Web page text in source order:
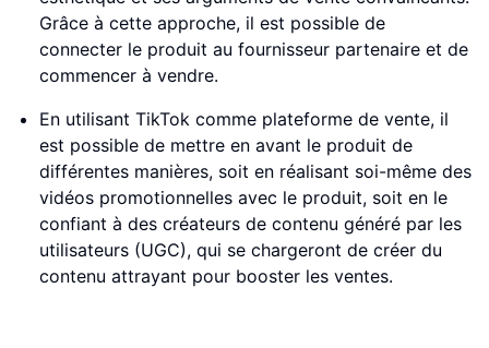
Grâce à cette approche, il est possible de
connecter le produit au fournisseur partenaire et de
commencer à vendre.
En utilisant TikTok comme plateforme de vente, il
est possible de mettre en avant le produit de
différentes manières, soit en réalisant soi-même des
vidéos promotionnelles avec le produit, soit en le
confiant à des créateurs de contenu généré par les
utilisateurs (UGC), qui se chargeront de créer du
contenu attrayant pour booster les ventes.